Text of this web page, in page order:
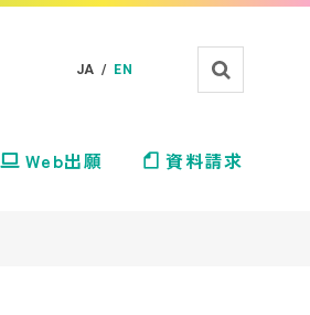
JA / EN
Web出願 資料請求